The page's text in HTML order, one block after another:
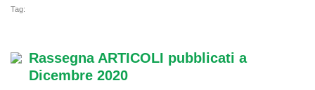
Tag:
Rassegna ARTICOLI pubblicati a
Dicembre 2020